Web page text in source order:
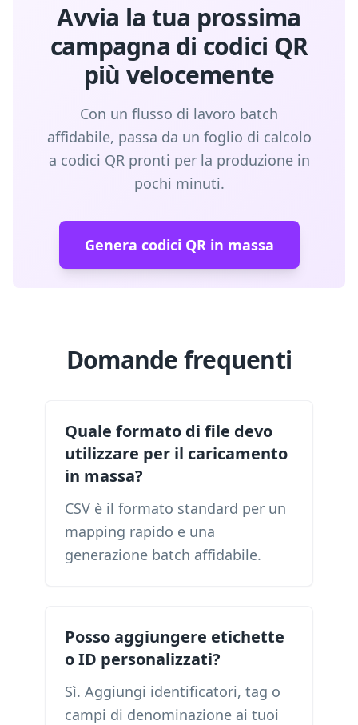
Avvia la tua prossima
campagna di codici QR
più velocemente
Con un flusso di lavoro batch
affidabile, passa da un foglio di calcolo
a codici QR pronti per la produzione in
pochi minuti.
Genera codici QR in massa
Domande frequenti
Quale formato di file devo
utilizzare per il caricamento
in massa?
CSV è il formato standard per un
mapping rapido e una
generazione batch affidabile.
Posso aggiungere etichette
o ID personalizzati?
Sì. Aggiungi identificatori, tag o
campi di denominazione ai tuoi